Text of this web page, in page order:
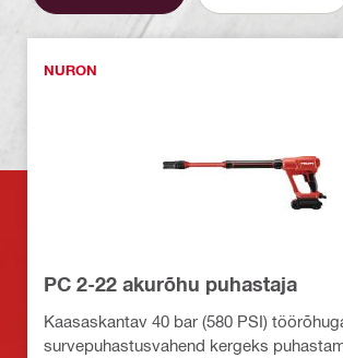
NURON
PC 2-22 akurõhu puhastaja
Kaasaskantav 40 bar (580 PSI)
survepuhastusvahend kergeks